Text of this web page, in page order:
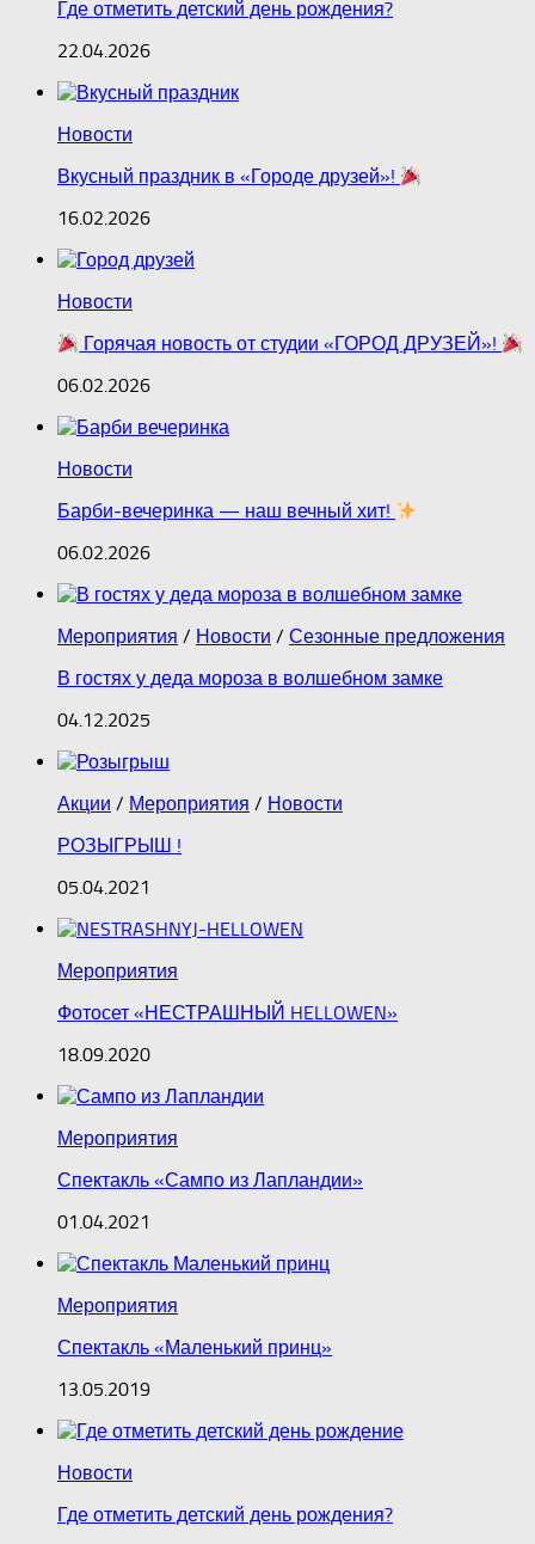
Где отметить детский день рождения?
22.04.2026
Новости
Вкусный праздник в «Городе друзей»!
16.02.2026
Новости
Горячая новость от студии «ГОРОД ДРУЗЕЙ»!
06.02.2026
Новости
Барби‑вечеринка — наш вечный хит!
06.02.2026
Мероприятия / Новости / Сезонные предложения
В гостях у деда мороза в волшебном замке
04.12.2025
Акции / Мероприятия / Новости
РОЗЫГРЫШ !
05.04.2021
Мероприятия
Фотосет «НЕСТРАШНЫЙ HELLOWEN»
18.09.2020
Мероприятия
Спектакль «Сампо из Лапландии»
01.04.2021
Мероприятия
Спектакль «Маленький принц»
13.05.2019
Новости
Где отметить детский день рождения?